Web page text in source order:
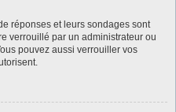
réponses et leurs sondages sont
verrouillé par un administrateur ou
pouvez aussi verrouiller vos